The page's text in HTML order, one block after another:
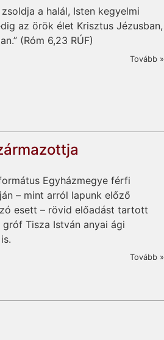
a halál, Isten kegyelmi
az örök élet Krisztus Jézusban,
(Róm 6,23 RÚF)
Tovább »
Egyházmegye férfi
– mint arról lapunk előző
esett – rövid előadást tartott
gróf Tisza István anyai ági
Tovább »